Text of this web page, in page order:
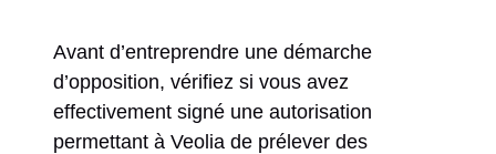
Avant d’entreprendre une démarche
d’opposition, vérifiez si vous avez
effectivement signé une autorisation
permettant à Veolia de prélever des